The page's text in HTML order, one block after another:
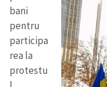
bani
pentru
participa
rea la
protestu